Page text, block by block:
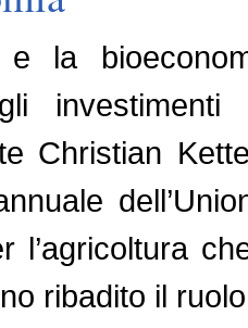
e la
Christian
l’agricoltura
ribadito il